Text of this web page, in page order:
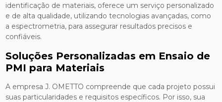
identificação de materiais, oferece um serviço personalizado
e de alta qualidade, utilizando tecnologias avançadas, como
a espectrometria, para assegurar resultados precisos e
confiáveis.
Soluções Personalizadas em Ensaio de
PMI para Materiais
A empresa J. OMETTO compreende que cada projeto possui
suas particularidades e requisitos específicos. Por isso, sua